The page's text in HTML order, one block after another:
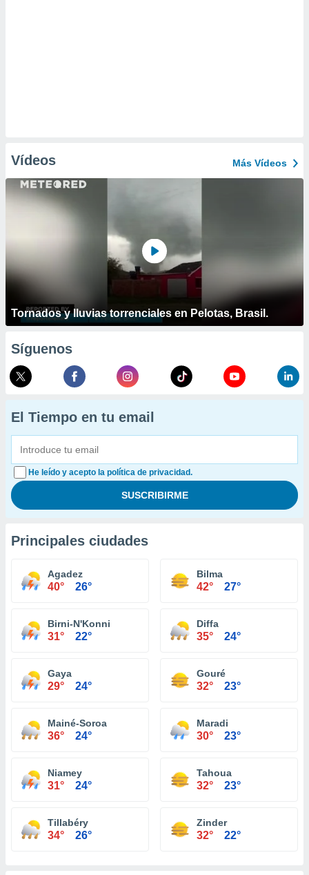
Vídeos Más Vídeos
Tornados y lluvias torrenciales en Pelotas, Brasil.
Síguenos
El Tiempo en tu email
He leído y acepto la política de privacidad.
Principales ciudades
Agadez
40° 26°
Bilma
42° 27°
Birni-N'Konni
31° 22°
Diffa
35° 24°
Gaya
29° 24°
Gouré
32° 23°
Mainé-Soroa
36° 24°
Maradi
30° 23°
Niamey
31° 24°
Tahoua
32° 23°
Tillabéry
34° 26°
Zinder
32° 22°